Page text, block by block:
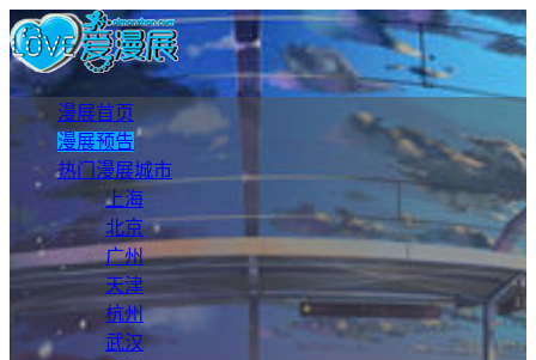
漫展首页
漫展预告
热门漫展城市
上海
北京
广州
天津
杭州
武汉